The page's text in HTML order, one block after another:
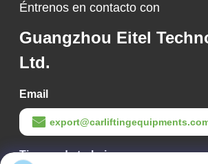
Éntrenos en contacto con
Guangzhou Eitel
Ltd.
Email
Tiempo de trabajo